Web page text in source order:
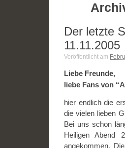
Der letzte
11.11.2005
Veröffentlicht am
Liebe Freunde,
liebe Fans von
hier endlich die
die vielen lieben
Bei uns schon
Heiligen Abend
angekommen.